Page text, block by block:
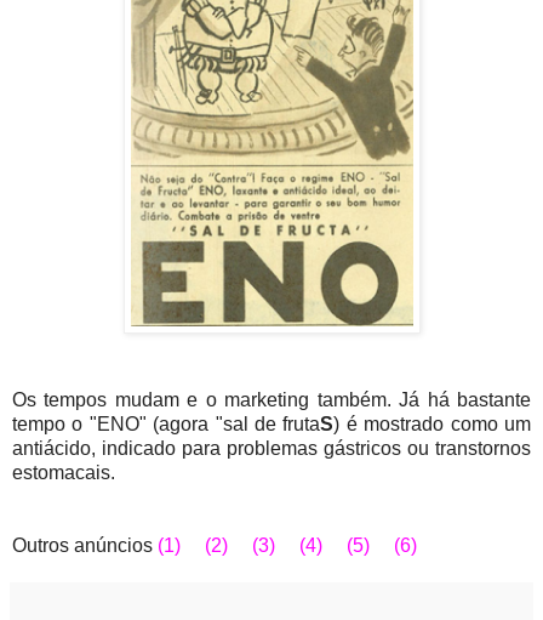
Os tempos mudam e o marketing também. Já há bastante
tempo o "ENO" (agora "sal de frutaS) é mostrado como um
antiácido, indicado para problemas gástricos ou transtornos
estomacais.
Outros anúncios (1) (2) (3) (4) (5) (6)